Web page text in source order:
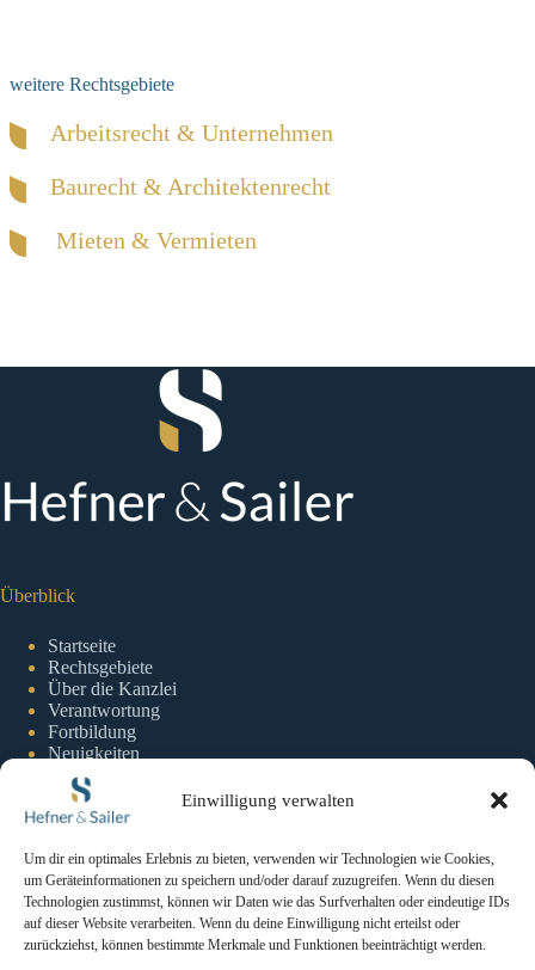
Einwilligung verwalten
Um dir ein optimales Erlebnis zu bieten, verwenden wir Technologien wie Cookies,
um Geräteinformationen zu speichern und/oder darauf zuzugreifen. Wenn du diesen
Technologien zustimmst, können wir Daten wie das Surfverhalten oder eindeutige IDs
auf dieser Website verarbeiten. Wenn du deine Einwilligung nicht erteilst oder
zurückziehst, können bestimmte Merkmale und Funktionen beeinträchtigt werden.
weitere Rechtsgebiete
Arbeitsrecht & Unternehmen
Baurecht & Architektenrecht
Mieten & Vermieten
Überblick
Startseite
Rechtsgebiete
Über die Kanzlei
Verantwortung
Fortbildung
Neuigkeiten
Impressum
Datenschutzerklaerung
Cookie-Richtlinie
Kontakt